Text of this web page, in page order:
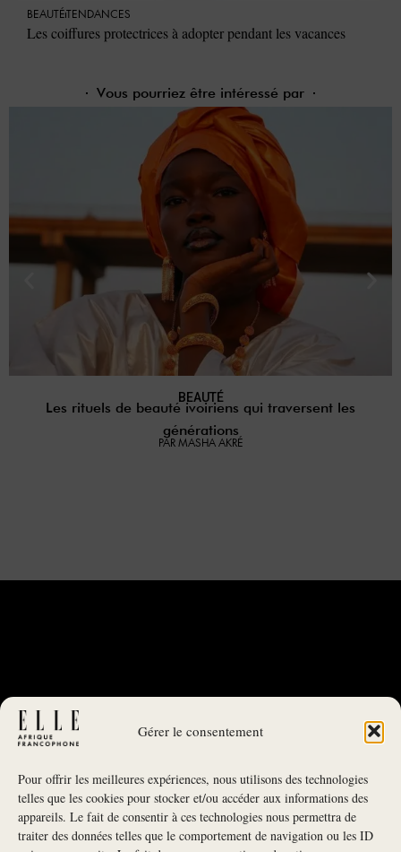
Gérer le consentement
Pour offrir les meilleures expériences, nous utilisons des technologies
telles que les cookies pour stocker et/ou accéder aux informations des
appareils. Le fait de consentir à ces technologies nous permettra de
traiter des données telles que le comportement de navigation ou les ID
BEAUTÉTENDANCES
Les coiffures protectrices à adopter pendant les vacances
Vous pourriez être intéressé par
BEAUTÉ
Les rituels de beauté ivoiriens qui traversent les
générations
PAR MASHA AKRÉ